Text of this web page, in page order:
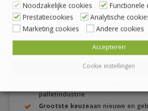
PALLETPLAZA.NL
palletindustrie
Grootste keuzeaan nieuwe en
Noodzakelijke cookies
Functionele
Prestatiecookies
Analytische
Marketing cookies
Andere cookies
Cookie instellingen
Accepteren